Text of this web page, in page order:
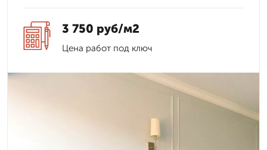
3 750 руб/м2
Цена работ под ключ